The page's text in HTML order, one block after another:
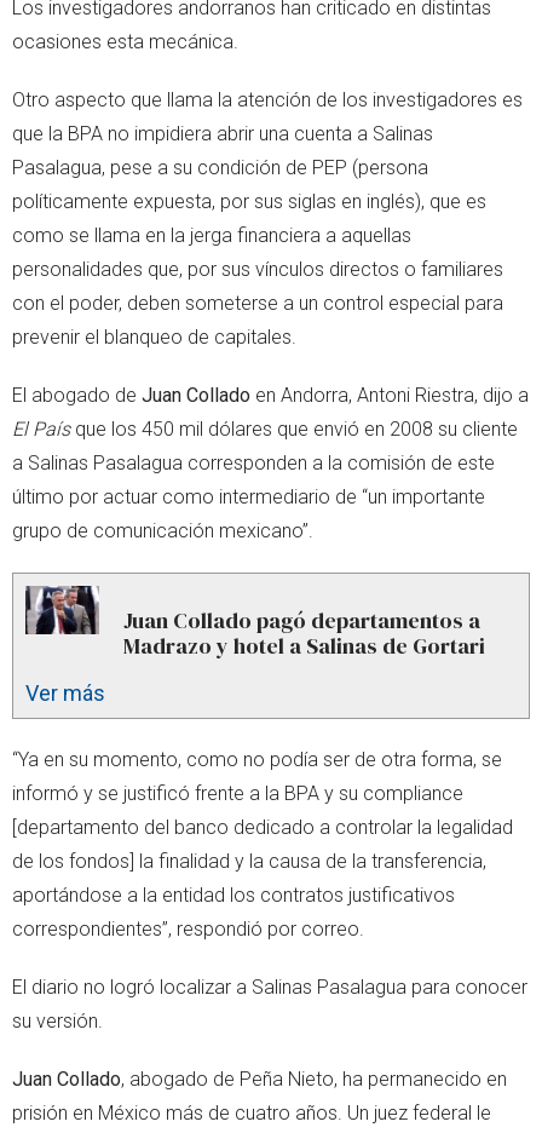
Los investigadores andorranos han criticado en distintas
ocasiones esta mecánica.
Otro aspecto que llama la atención de los investigadores es
que la BPA no impidiera abrir una cuenta a Salinas
Pasalagua, pese a su condición de PEP (persona
políticamente expuesta, por sus siglas en inglés), que es
como se llama en la jerga financiera a aquellas
personalidades que, por sus vínculos directos o familiares
con el poder, deben someterse a un control especial para
prevenir el blanqueo de capitales.
El abogado de Juan Collado en Andorra, Antoni Riestra, dijo a
El Paísque los 450 mil dólares que envió en 2008 su cliente
a Salinas Pasalagua corresponden a la comisión de este
último por actuar como intermediario de “un importante
grupo de comunicación mexicano”.
Juan Collado pagó departamentos a
Madrazo y hotel a Salinas de Gortari
Ver más
“Ya en su momento, como no podía ser de otra forma, se
informó y se justificó frente a la BPA y su compliance
[departamento del banco dedicado a controlar la legalidad
de los fondos] la finalidad y la causa de la transferencia,
aportándose a la entidad los contratos justificativos
correspondientes”, respondió por correo.
El diario no logró localizar a Salinas Pasalagua para conocer
su versión.
Juan Collado, abogado de Peña Nieto, ha permanecido en
prisión en México más de cuatro años. Un juez federal le